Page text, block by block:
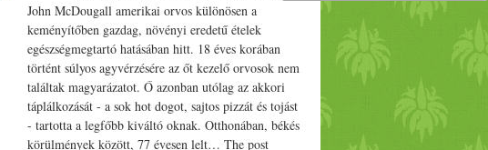
John McDougall amerikai orvos különösen a
keményítőben gazdag, növényi eredetű ételek
egészségmegtartó hatásában hitt. 18 éves korában
történt súlyos agyvérzésére az őt kezelő orvosok nem
találtak magyarázatot. Ő azonban utólag az akkori
táplálkozását - a sok hot dogot, sajtos pizzát és tojást
- tartotta a legfőbb kiváltó oknak. Otthonában, békés
körülmények között, 77 évesen lelt… The post